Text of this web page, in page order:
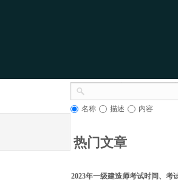
名称 描述 内容
热门文章
2023年一级建造师考试时间、考